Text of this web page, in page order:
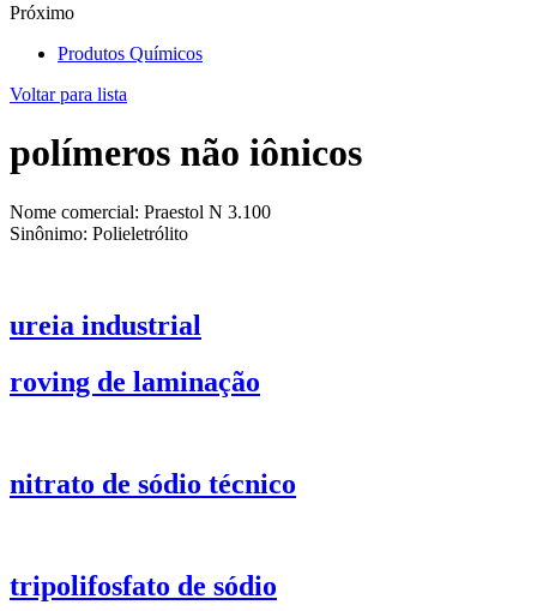
Próximo
Produtos Químicos
Voltar para lista
polímeros não iônicos
Nome comercial: Praestol N 3.100
Sinônimo: Polieletrólito
ureia industrial
roving de laminação
nitrato de sódio técnico
tripolifosfato de sódio